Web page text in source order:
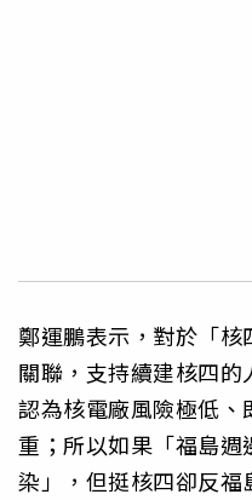
鄭運鵬表示，對於「
關聯，支持續建核四的
認為核電廠風險極低
重；所以如果「福島
染」，但挺核四卻反